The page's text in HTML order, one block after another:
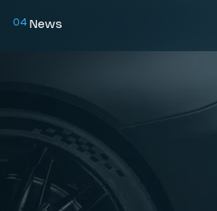
04 News